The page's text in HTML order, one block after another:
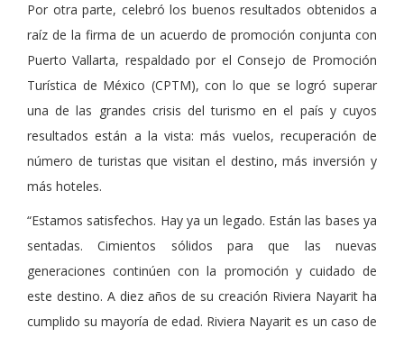
Por otra parte, celebró los buenos resultados obtenidos a
raíz de la firma de un acuerdo de promoción conjunta con
Puerto Vallarta, respaldado por el Consejo de Promoción
Turística de México (CPTM), con lo que se logró superar
una de las grandes crisis del turismo en el país y cuyos
resultados están a la vista: más vuelos, recuperación de
número de turistas que visitan el destino, más inversión y
más hoteles.
“Estamos satisfechos. Hay ya un legado. Están las bases ya
sentadas. Cimientos sólidos para que las nuevas
generaciones continúen con la promoción y cuidado de
este destino. A diez años de su creación Riviera Nayarit ha
cumplido su mayoría de edad. Riviera Nayarit es un caso de